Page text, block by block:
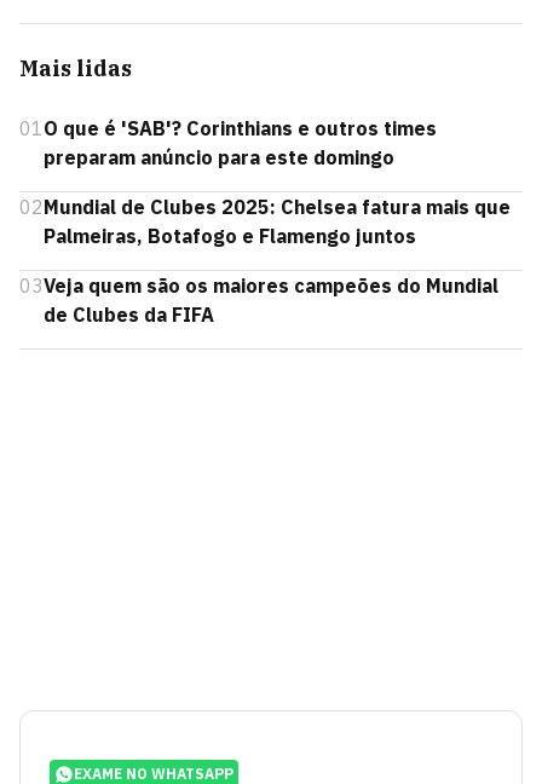
Mais lidas
01O que é 'SAB'? Corinthians e outros times
preparam anúncio para este domingo
02Mundial de Clubes 2025: Chelsea fatura mais que
Palmeiras, Botafogo e Flamengo juntos
03Veja quem são os maiores campeões do Mundial
de Clubes da FIFA
EXAME NO WHATSAPP